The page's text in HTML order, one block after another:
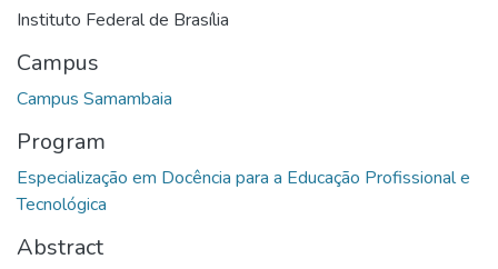
Instituto Federal de Brasília
Campus
Campus Samambaia
Program
Especialização em Docência para a Educação Profissional e
Tecnológica
Abstract